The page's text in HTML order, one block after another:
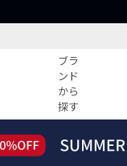
ブラ
ンド
から
探す
すべての記事